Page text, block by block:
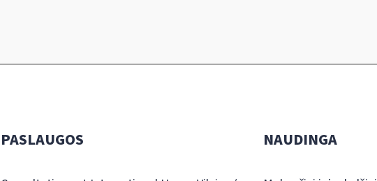
PASLAUGOS NAUDINGA